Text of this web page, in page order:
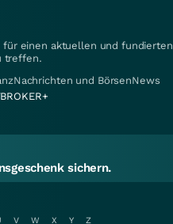
für einen aktuellen und fundierten
treffen.
und BörsenNews
sichern.
V W X Y Z